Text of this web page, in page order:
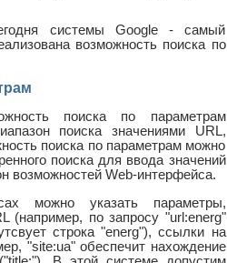
системы Google - самый
возможность поиска по
поиска по параметрам
поиска значениями URL,
поиска по параметрам можно
поиска для ввода значений
возможностей Web-интерфейса.
можно указать параметры,
(например, по запросу "url:energ"
строка "energ"), ссылки на
"site:ua" обеспечит нахождение